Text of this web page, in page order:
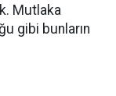
Mutlaka
gibi bunların